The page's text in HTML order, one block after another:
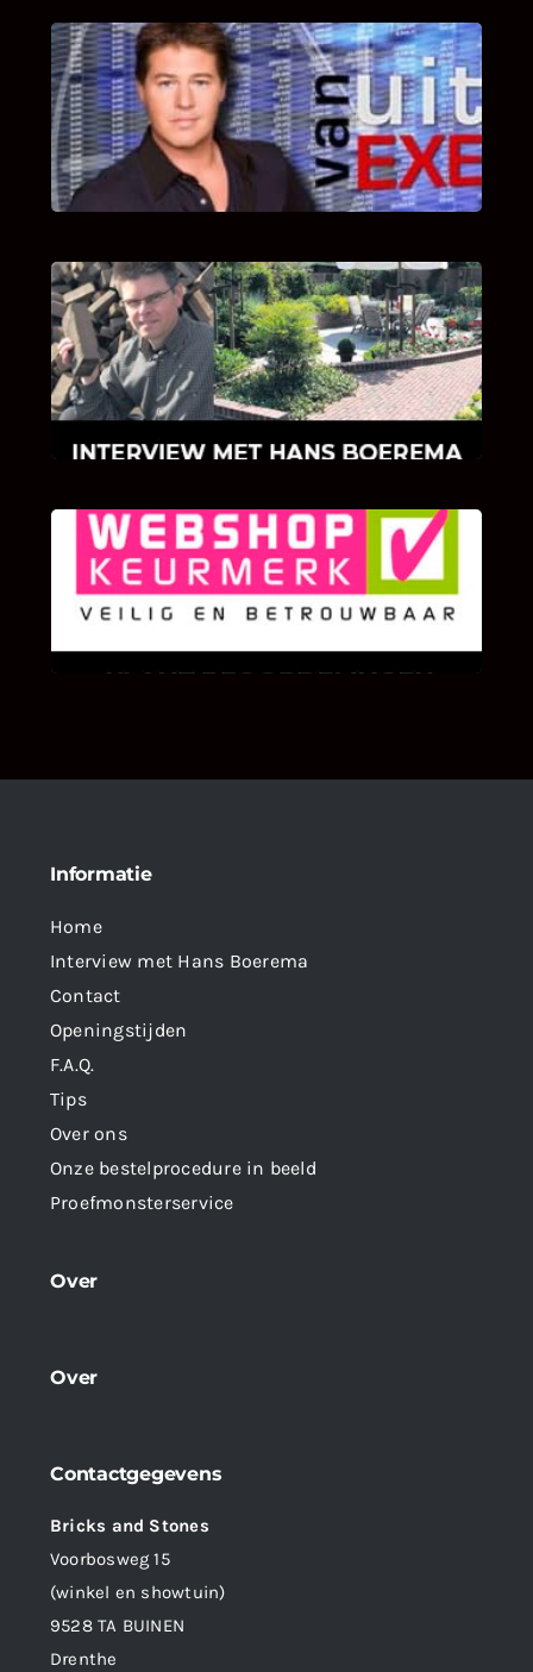
UITSTEL VAN EXECUTIE
Bekijk hier de fragmenten van de deelname
van Bricks and Stones aan dit programma.
INTERVIEW MET HANS BOEREMA
Hoe Bricks and Stones ontstaan is en wat
Hans Boerema motiveert in de wereld van
klinkers en tegels!
KLANT BEOORDELINGEN
We zijn er zeer op gesteld om te weten wat u
als klant van ons en onze diensten vindt.
Informatie
Home
Interview met Hans Boerema
Contact
Openingstijden
F.A.Q.
Tips
Over ons
Onze bestelprocedure in beeld
Proefmonsterservice
Over
Over
Contactgegevens
Bricks and Stones
Voorbosweg 15
(winkel en showtuin)
9528 TA BUINEN
Drenthe